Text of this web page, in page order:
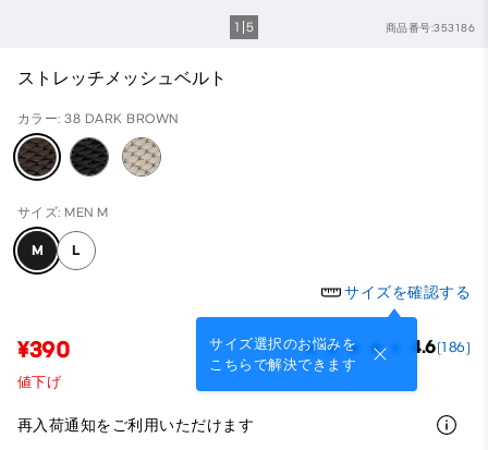
商品番号:353186
1 5
ストレッチメッシュベルト
カラー: 38 DARK BROWN
サイズ: MEN M
M L
サイズを確認する
サイズ選択のお悩みを
こちらで解決できます
¥390 4.6(186)
値下げ
再入荷通知をご利用いただけます